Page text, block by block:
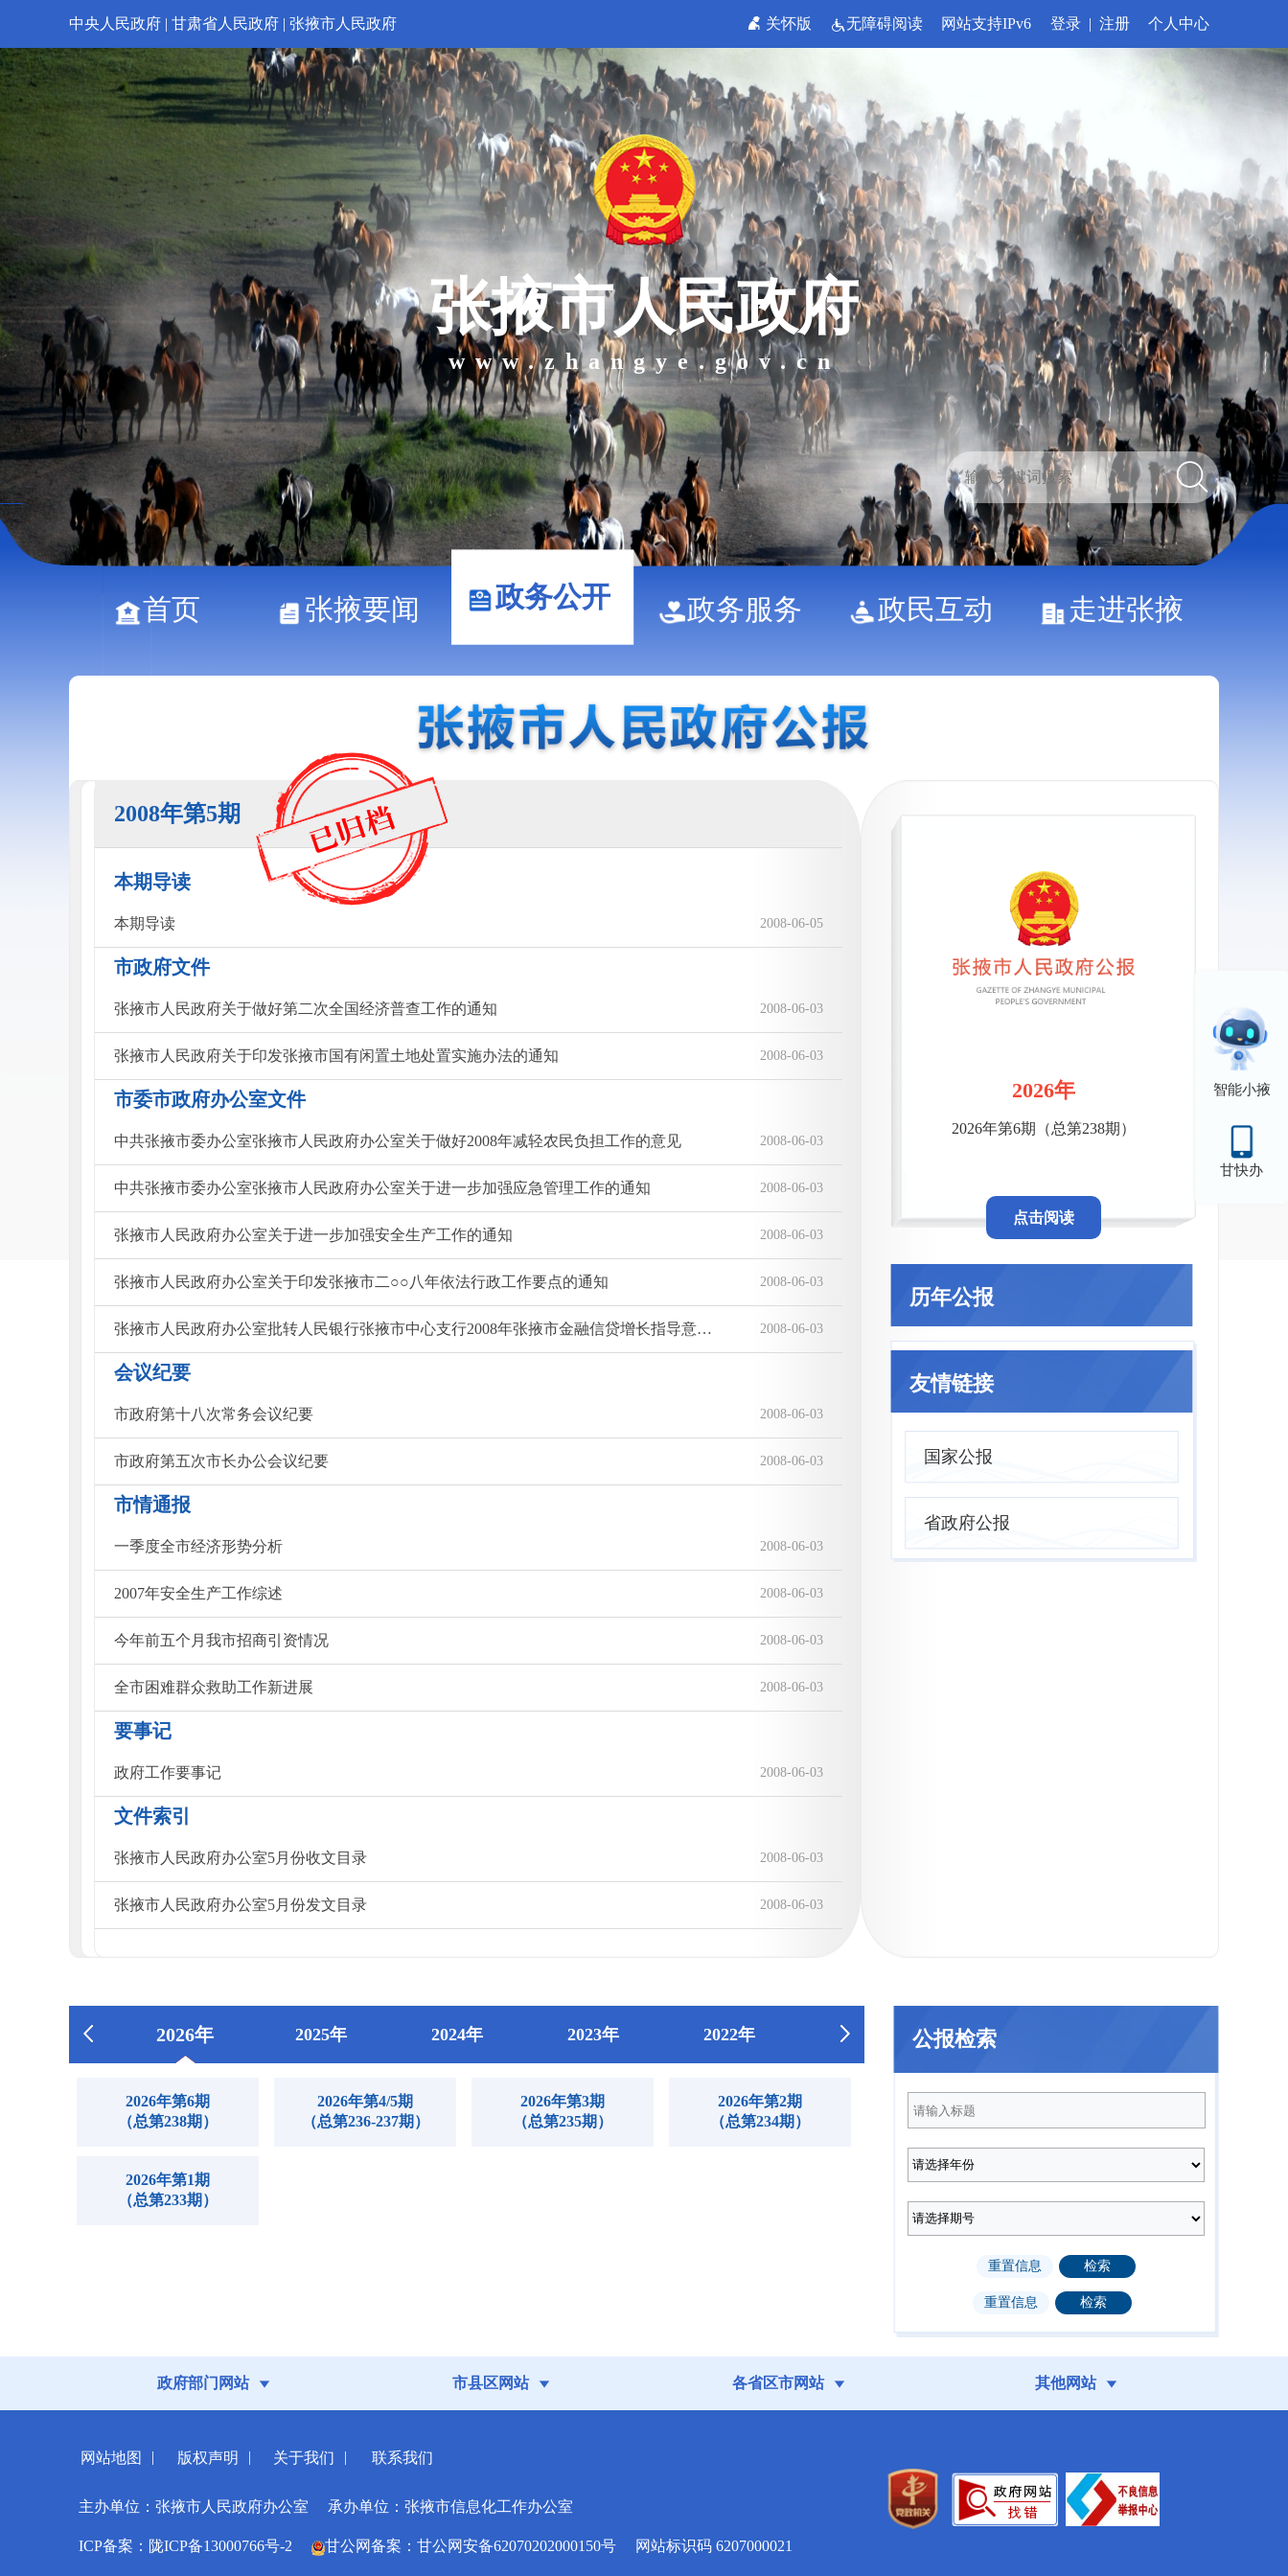
中央人民政府 | 甘肃省人民政府 | 张掖市人民政府 关怀版 无障碍阅读 网站支持IPv6 登录 | 注册 个人中心
张掖市人民政府
www.zhangye.gov.cn
首页 张掖要闻 政务公开 政务服务 政民互动 走进张掖
智能小掖
甘快办
2008年第5期
本期导读
本期导读 2008-06-05
市政府文件
张掖市人民政府关于做好第二次全国经济普查工作的通知 2008-06-03
张掖市人民政府关于印发张掖市国有闲置土地处置实施办法的通知 2008-06-03
市委市政府办公室文件
中共张掖市委办公室张掖市人民政府办公室关于做好2008年减轻农民负担工作的意见 2008-06-03
中共张掖市委办公室张掖市人民政府办公室关于进一步加强应急管理工作的通知 2008-06-03
张掖市人民政府办公室关于进一步加强安全生产工作的通知 2008-06-03
张掖市人民政府办公室关于印发张掖市二○○八年依法行政工作要点的通知 2008-06-03
张掖市人民政府办公室批转人民银行张掖市中心支行2008年张掖市金融信贷增长指导意见的通知 2008-06-03
会议纪要
市政府第十八次常务会议纪要 2008-06-03
市政府第五次市长办公会议纪要 2008-06-03
市情通报
一季度全市经济形势分析 2008-06-03
2007年安全生产工作综述 2008-06-03
今年前五个月我市招商引资情况 2008-06-03
全市困难群众救助工作新进展 2008-06-03
要事记
政府工作要事记 2008-06-03
文件索引
张掖市人民政府办公室5月份收文目录 2008-06-03
张掖市人民政府办公室5月份发文目录 2008-06-03
2026年
2026年第6期（总第238期）
点击阅读
历年公报
友情链接
国家公报
省政府公报
2026年 2025年 2024年 2023年 2022年 2021年 2020年
2026年第6期
（总第238期）
2026年第4/5期
（总第236-237期）
2026年第3期
（总第235期）
2026年第2期
（总第234期）
2026年第1期
（总第233期）
2025年第12期
（总第232期）
2025年第8期
（总第228期）
2025年第7期
（总第227期）
2025年第3期
2025年第2期
（总第222期）
公报检索
政府部门网站 市县区网站 各省区市网站 其他网站
网站地图 | 版权声明 | 关于我们 | 联系我们
主办单位：张掖市人民政府办公室 承办单位：张掖市信息化工作办公室
ICP备案：陇ICP备13000766号-2 甘公网备案：甘公网安备62070202000150号 网站标识码 6207000021